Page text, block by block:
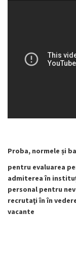
Proba, normele și
pentru evaluarea
admiterea în
personal pentru
recrutaţi în în
vacante